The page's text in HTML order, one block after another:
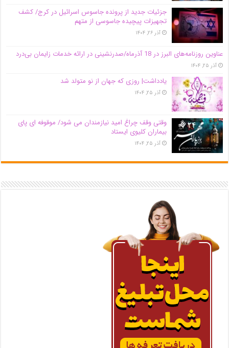
جزئیات جدید از پرونده جاسوس اسرائیل در کرج/‌ کشف
تجهیزات پیچیده جاسوسی از متهم
آذر ۲۶, ۱۴۰۴
عناوین روزنامه‌های البرز در ‌18 آذرماه/صدرنشینی در ارائه خدمات زایمان بی‌درد
آذر ۲۵, ۱۴۰۴
یادداشت| روزی که جهان از نو متولد شد
آذر ۲۵, ۱۴۰۴
وقتی وقف چراغ امید نیازمندان می شود/ موقوفه ای پای
بیماران کلیوی ایستاد
آذر ۲۵, ۱۴۰۴